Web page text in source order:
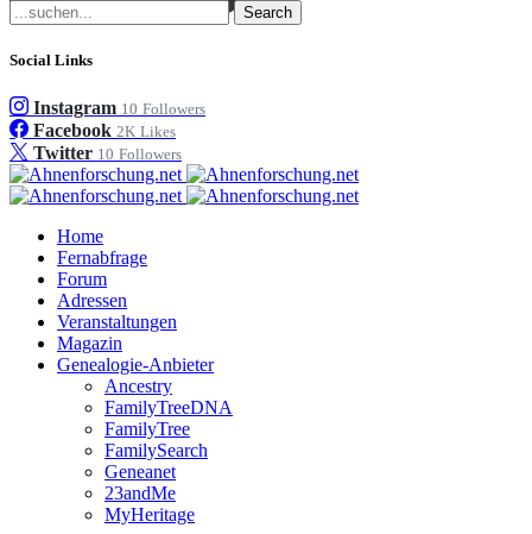
Search
Social Links
Instagram 10 Followers
Facebook 2K Likes
Twitter 10 Followers
Home
Fernabfrage
Forum
Adressen
Veranstaltungen
Magazin
Genealogie-Anbieter
Ancestry
FamilyTreeDNA
FamilyTree
FamilySearch
Geneanet
23andMe
MyHeritage